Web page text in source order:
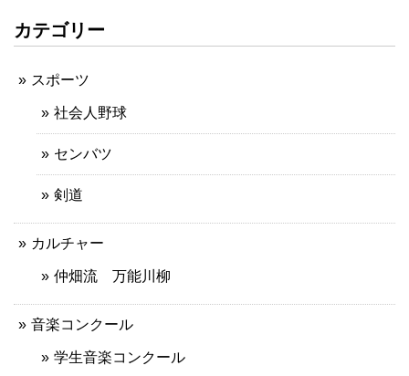
カテゴリー
スポーツ
社会人野球
センバツ
剣道
カルチャー
仲畑流 万能川柳
音楽コンクール
学生音楽コンクール